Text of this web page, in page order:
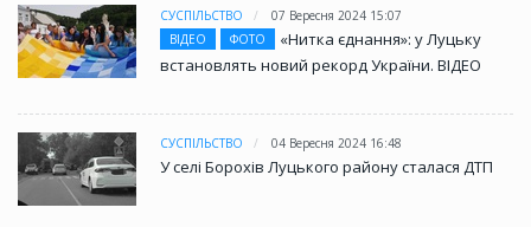
СУСПІЛЬСТВО
07 Вересня 2024 15:07
ВІДЕО
ФОТО
«Нитка єднання»: у Луцьку
встановлять новий рекорд України. ВІДЕО
СУСПІЛЬСТВО 04 Вересня 2024 16:48
У селі Борохів Луцького району сталася ДТП